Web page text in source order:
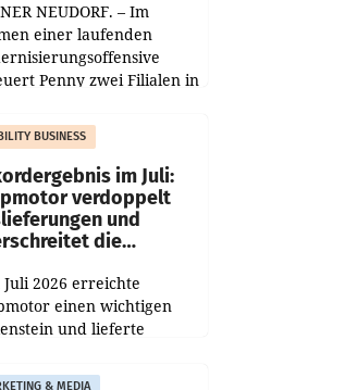
NEUDORF. – Im
einer laufenden
Penny zwei Filialen in
Standorte liegen in
sowie im rund
BUSINESS
im Juli:
verdoppelt
und
die
Juli 2026 erreichte
einen wichtigen
und lieferte
sich das Ergebnis
& MEDIA